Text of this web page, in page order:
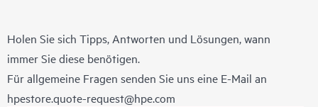
Holen Sie sich Tipps, Antworten und Lösungen, wann
immer Sie diese benötigen.
Für allgemeine Fragen senden Sie uns eine E-Mail an
hpestore.quote-request@hpe.com